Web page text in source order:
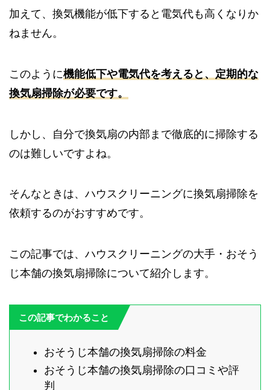
加えて、換気機能が低下すると電気代も高くなりか
ねません。
このように機能低下や電気代を考えると、定期的な
換気扇掃除が必要です。
しかし、自分で換気扇の内部まで徹底的に掃除する
のは難しいですよね。
そんなときは、ハウスクリーニングに換気扇掃除を
依頼するのがおすすめです。
この記事では、ハウスクリーニングの大手・おそう
じ本舗の換気扇掃除について紹介します。
この記事でわかること
おそうじ本舗の換気扇掃除の料金
おそうじ本舗の換気扇掃除の口コミや評
判